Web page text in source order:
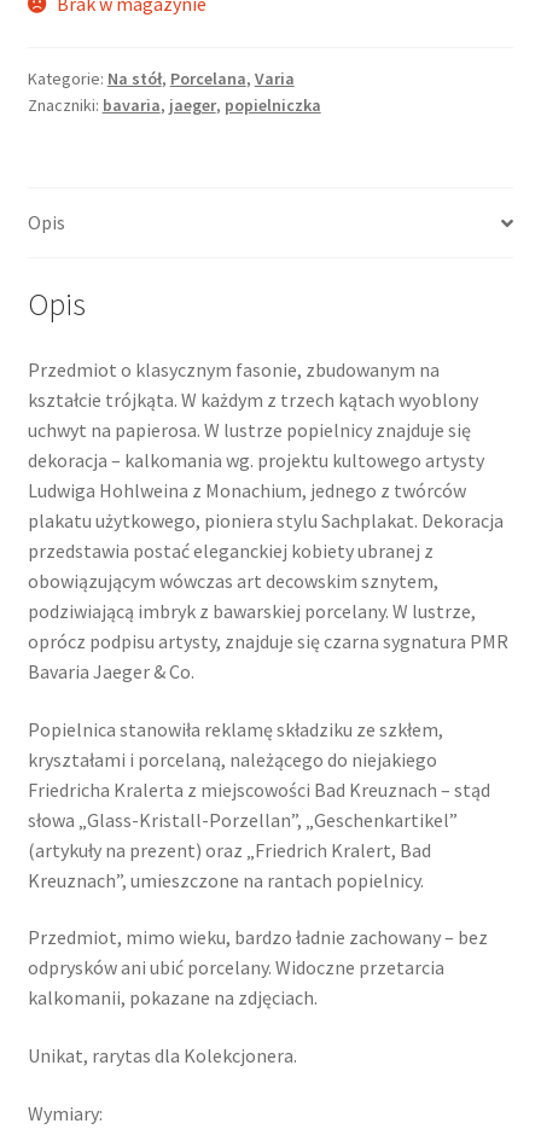
Kategorie: Na stół, Porcelana, Varia
Znaczniki: bavaria, jaeger, popielniczka
Opis
Opis
Przedmiot o klasycznym fasonie, zbudowanym na
kształcie trójkąta. W każdym z trzech kątach wyoblony
uchwyt na papierosa. W lustrze popielnicy znajduje się
dekoracja – kalkomania wg. projektu kultowego artysty
Ludwiga Hohlweina z Monachium, jednego z twórców
plakatu użytkowego, pioniera stylu Sachplakat. Dekoracja
przedstawia postać eleganckiej kobiety ubranej z
obowiązującym wówczas art decowskim sznytem,
podziwiającą imbryk z bawarskiej porcelany. W lustrze,
oprócz podpisu artysty, znajduje się czarna sygnatura PMR
Bavaria Jaeger & Co.
Popielnica stanowiła reklamę składziku ze szkłem,
kryształami i porcelaną, należącego do niejakiego
Friedricha Kralerta z miejscowości Bad Kreuznach – stąd
słowa „Glass-Kristall-Porzellan”, „Geschenkartikel”
(artykuły na prezent) oraz „Friedrich Kralert, Bad
Kreuznach”, umieszczone na rantach popielnicy.
Przedmiot, mimo wieku, bardzo ładnie zachowany – bez
odprysków ani ubić porcelany. Widoczne przetarcia
kalkomanii, pokazane na zdjęciach.
Unikat, rarytas dla Kolekcjonera.
Wymiary: